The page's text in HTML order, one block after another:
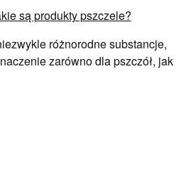
są produkty pszczele?
różnorodne substancje,
zarówno dla pszczół, jak